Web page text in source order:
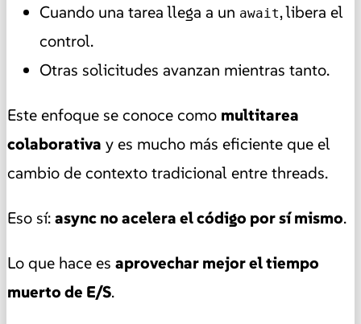
Cuando una tarea llega a un await, libera el
control.
Otras solicitudes avanzan mientras tanto.
Este enfoque se conoce como multitarea
colaborativa y es mucho más eficiente que el
cambio de contexto tradicional entre threads.
Eso sí:async no acelera el código por sí mismo.
Lo que hace es aprovechar mejor el tiempo
muerto de E/S.